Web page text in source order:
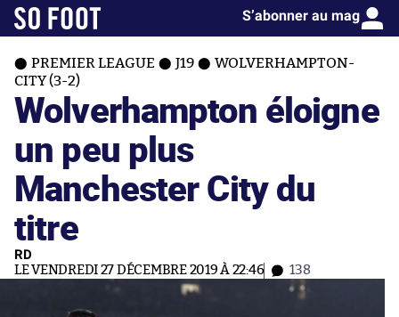
S’abonner au mag
PREMIER LEAGUE J19
WOLVERHAMPTON-
CITY (3-2)
Wolverhampton éloigne
un peu plus
Manchester City du
titre
RD
LE VENDREDI 27 DÉCEMBRE 2019 À 22:46 138